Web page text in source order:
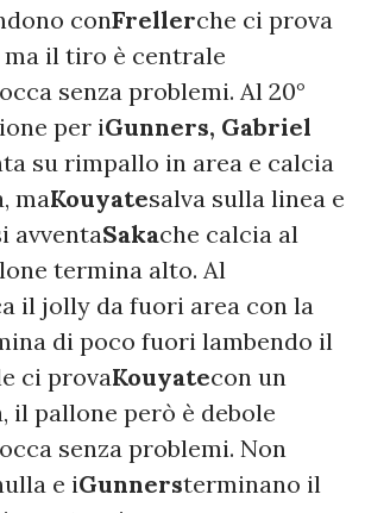
conFrellerche ci prova
ma il tiro è centrale
senza problemi. Al 20°
per iGunners, Gabriel
su rimpallo in area e calcia
maKouyatesalva sulla linea e
avventaSakache calcia al
termina alto. Al
il jolly da fuori area con la
di poco fuori lambendo il
ci provaKouyatecon un
il pallone però è debole
senza problemi. Non
e iGunnersterminano il